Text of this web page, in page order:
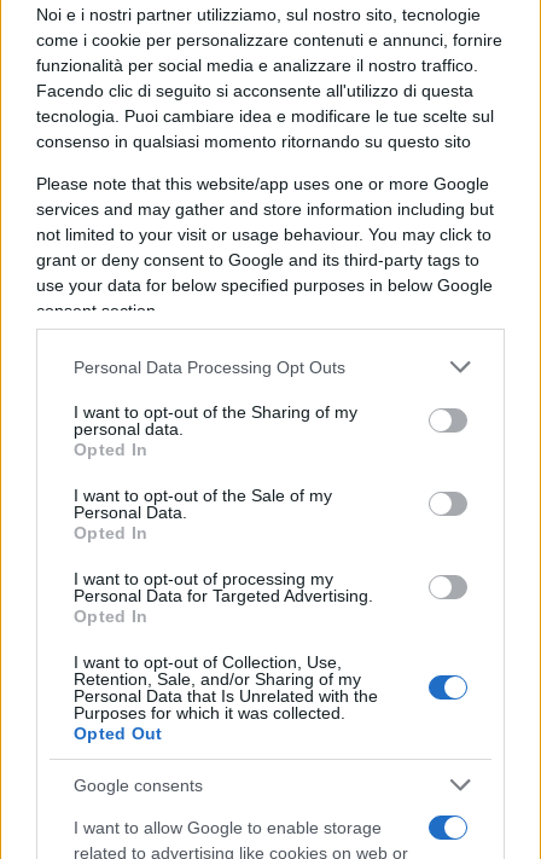
Noi e i nostri partner utilizziamo, sul nostro sito, tecnologie
come i cookie per personalizzare contenuti e annunci, fornire
funzionalità per social media e analizzare il nostro traffico.
Facendo clic di seguito si acconsente all'utilizzo di questa
tecnologia. Puoi cambiare idea e modificare le tue scelte sul
consenso in qualsiasi momento ritornando su questo sito
Please note that this website/app uses one or more Google
services and may gather and store information including but
not limited to your visit or usage behaviour. You may click to
grant or deny consent to Google and its third-party tags to
use your data for below specified purposes in below Google
consent section.
Personal Data Processing Opt Outs
I want to opt-out of the Sharing of my
personal data.
Opted In
I want to opt-out of the Sale of my
Personal Data.
Opted In
I want to opt-out of processing my
Personal Data for Targeted Advertising.
Opted In
I want to opt-out of Collection, Use,
Retention, Sale, and/or Sharing of my
Personal Data that Is Unrelated with the
Purposes for which it was collected.
Opted Out
Google consents
I want to allow Google to enable storage
related to advertising like cookies on web or
l’ultimo risale al 1989.
Vi ricordate dove eravate il tardo pomeriggio del 9
novembre 1989?
Credo di no. Non ci furono aerei che si
infrangevano sulle torri ne terremoti devastanti.
Eppure, quel giorno, la storia si manifestò in tutta
la sua potenza dirompente.
Io lavoravo nel settore formazione di un’azienda
che allora si chiamava
preparando proprio un lavoro sulla storia, che
avrei presentato in una convention nazionale
poche settimane dopo. Ricordo tutta l’eccitazione
mentre battevo a macchina l’ordine per una barca
di mogano a cui avrei allegato un assegno di
acconto. Ero nell’ufficio di Porto San Giorgio e con
me c’erano Paola che mi dava una mano con i
documenti, poi Fabrizio Fini e Gigi Concetti che
erano nelle loro stanze.
Parlai al telefono con il boss, Antonio di Battista